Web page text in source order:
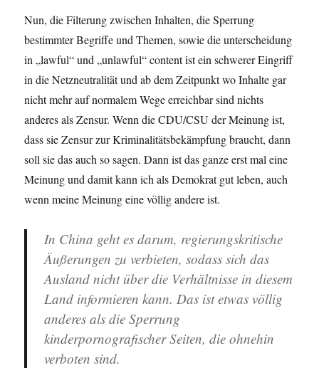
Nun, die Filterung zwischen Inhalten, die Sperrung
bestimmter Begriffe und Themen, sowie die unterscheidung
in „lawful“ und „unlawful“ content ist ein schwerer Eingriff
in die Netzneutralität und ab dem Zeitpunkt wo Inhalte gar
nicht mehr auf normalem Wege erreichbar sind nichts
anderes als Zensur. Wenn die CDU/CSU der Meinung ist,
dass sie Zensur zur Kriminalitätsbekämpfung braucht, dann
soll sie das auch so sagen. Dann ist das ganze erst mal eine
Meinung und damit kann ich als Demokrat gut leben, auch
wenn meine Meinung eine völlig andere ist.
In China geht es darum, regierungskritische
Äußerungen zu verbieten, sodass sich das
Ausland nicht über die Verhältnisse in diesem
Land informieren kann. Das ist etwas völlig
anderes als die Sperrung
kinderpornografischer Seiten, die ohnehin
verboten sind.